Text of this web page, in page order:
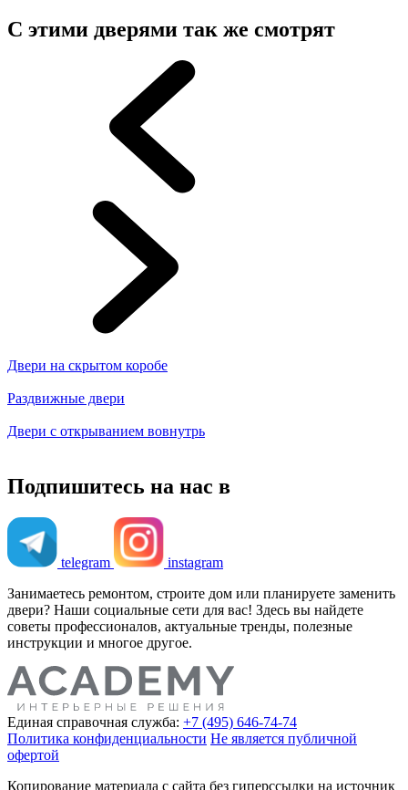
С этими дверями так же смотрят
Двери на скрытом коробе
Раздвижные двери
Двери с открыванием вовнутрь
Подпишитесь на нас в
telegram
instagram
Занимаетесь ремонтом, строите дом или планируете заменить
двери? Наши социальные сети для вас! Здесь вы найдете
советы профессионалов, актуальные тренды, полезные
инструкции и многое другое.
Единая справочная служба: +7 (495) 646-74-74
Политика конфиденциальности Не является публичной
офертой
Копирование материала с сайта без гиперссылки на источник